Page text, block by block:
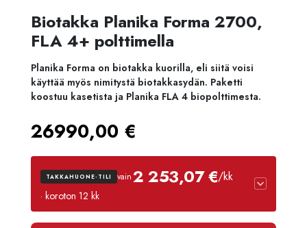
Biotakka Planika Forma 2700,
FLA 4+ polttimella
Planika Forma on biotakka kuorilla, eli siitä voisi
käyttää myös nimitystä biotakkasydän. Paketti
koostuu kasetista ja Planika FLA 4 biopolttimesta.
26990,00 €
TAKKAHUONE-TILI vain2 253,07 €/kk
· koroton 12 kk